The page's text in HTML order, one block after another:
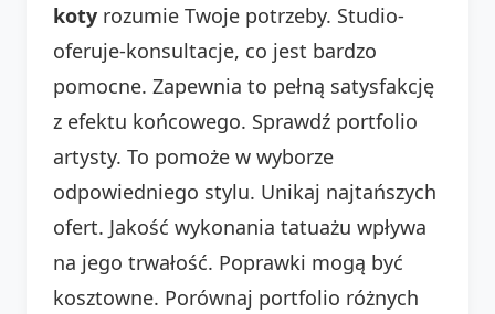
koty rozumie Twoje potrzeby. Studio-
oferuje-konsultacje, co jest bardzo
pomocne. Zapewnia to pełną satysfakcję
z efektu końcowego. Sprawdź portfolio
artysty. To pomoże w wyborze
odpowiedniego stylu. Unikaj najtańszych
ofert. Jakość wykonania tatuażu wpływa
na jego trwałość. Poprawki mogą być
kosztowne. Porównaj portfolio różnych